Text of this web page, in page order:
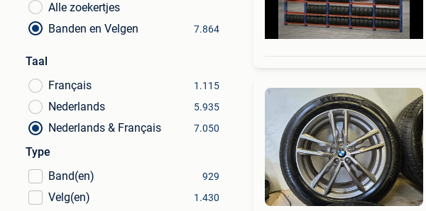
Alle zoekertjes
Banden en Velgen
7.864
Taal
Français
1.115
Nederlands 5.935
Nederlands & Français 7.050
Type
Band(en)
929
Velg(en) 1.430